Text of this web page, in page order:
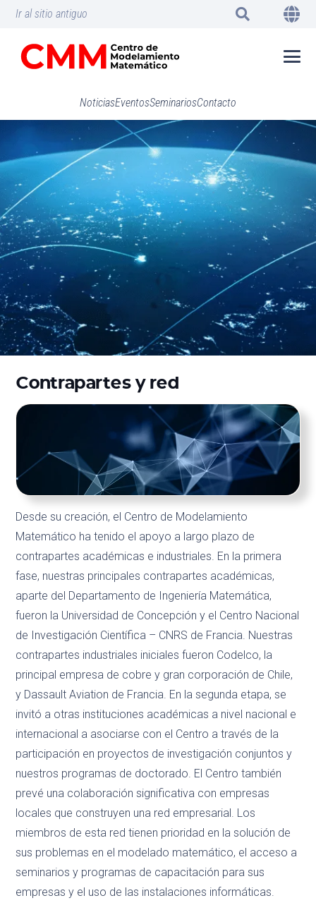
Ir al sitio antiguo
NoticiasEventosSeminariosContacto
Contrapartes y red
Desde su creación, el Centro de Modelamiento
Matemático ha tenido el apoyo a largo plazo de
contrapartes académicas e industriales. En la primera
fase, nuestras principales contrapartes académicas,
aparte del Departamento de Ingeniería Matemática,
fueron la Universidad de Concepción y el Centro Nacional
de Investigación Científica – CNRS de Francia. Nuestras
contrapartes industriales iniciales fueron Codelco, la
principal empresa de cobre y gran corporación de Chile,
y Dassault Aviation de Francia. En la segunda etapa, se
invitó a otras instituciones académicas a nivel nacional e
internacional a asociarse con el Centro a través de la
participación en proyectos de investigación conjuntos y
nuestros programas de doctorado. El Centro también
prevé una colaboración significativa con empresas
locales que construyen una red empresarial. Los
miembros de esta red tienen prioridad en la solución de
sus problemas en el modelado matemático, el acceso a
seminarios y programas de capacitación para sus
empresas y el uso de las instalaciones informáticas.